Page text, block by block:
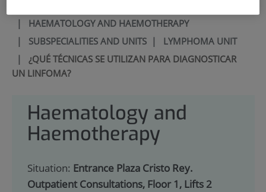
| HAEMATOLOGY AND HAEMOTHERAPY
| SUBSPECIALITIES AND UNITS| LYMPHOMA UNIT
| ¿QUÉ TÉCNICAS SE UTILIZAN PARA DIAGNOSTICAR
UN LINFOMA?
Haematology and
Haemotherapy
Situation: Entrance Plaza Cristo Rey.
Outpatient Consultations, Floor 1, Lifts 2